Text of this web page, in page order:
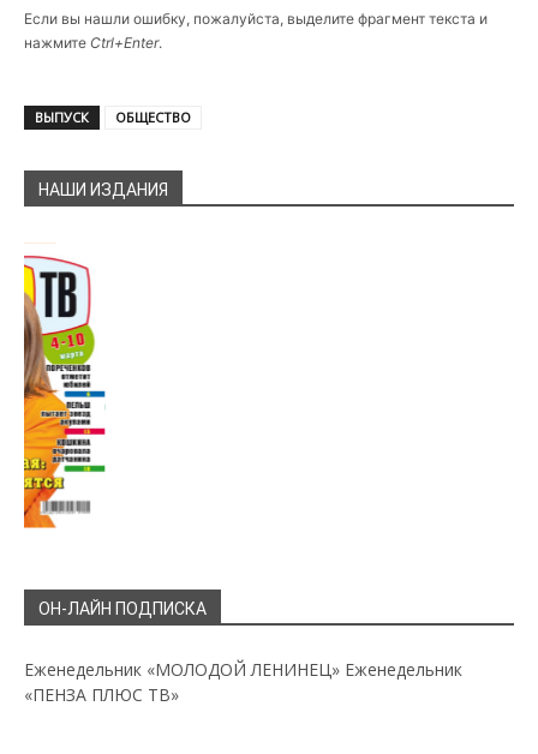
Если вы нашли ошибку, пожалуйста, выделите фрагмент текста и
нажмите Ctrl+Enter.
ВЫПУСК ОБЩЕСТВО
НАШИ ИЗДАНИЯ
ОН-ЛАЙН ПОДПИСКА
Еженедельник «МОЛОДОЙ ЛЕНИНЕЦ» Еженедельник
«ПЕНЗА ПЛЮС ТВ»